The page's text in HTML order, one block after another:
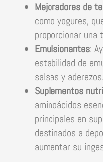
Mejoradores de
como yogures,
proporcionar una
Emulsionantes:
estabilidad de
salsas y aderezos.
Suplementos
aminoácidos
principales en
destinados a
aumentar su